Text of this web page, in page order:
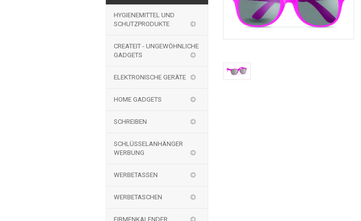
HYGIENEMITTEL UND
SCHUTZPRODUKTE
CREATEIT - UNGEWÖHNLICHE
GADGETS
ELEKTRONISCHE GERÄTE
HOME GADGETS
SCHREIBEN
SCHLÜSSELANHÄNGER
WERBUNG
WERBETASSEN
WERBETASCHEN
FIRMENKALENDER